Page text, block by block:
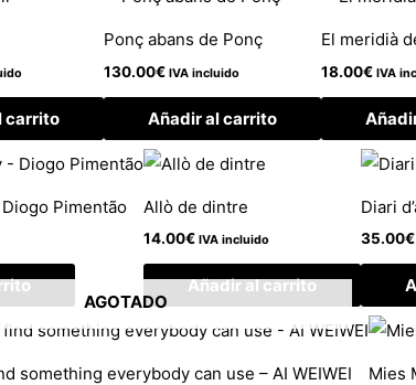
carrito
Ponç abans de Ponç
130.00€ IVA incluido
Añadir al carrito
El meridià
18.00€ IVA
Pimentão Allò de dintre
14.00€ IVA incluido
Añadir al carrito
Diari
35.00€
AGOTADO
something everybody can use – AI WEIWEI Mies